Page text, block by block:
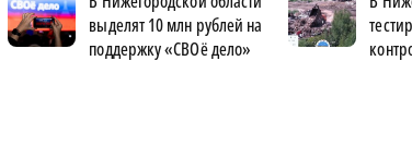
выделят 10 млн рублей на
поддержку «СВОё дело»